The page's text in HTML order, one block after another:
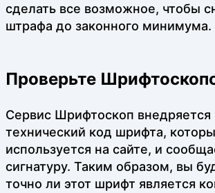
сделать все возможное, чтобы
штрафа до законного минимума.
Проверьте
Сервис Шрифтоскоп внедряется
технический код шрифта,
используется на сайте, и
сигнатуру. Таким образом, вы
точно ли этот шрифт является